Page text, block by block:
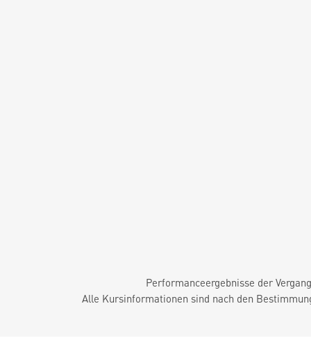
Performanceergebnisse der
Alle Kursinformationen sind nach den